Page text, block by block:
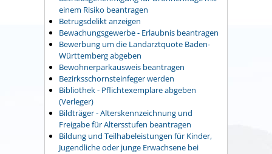
einem Risiko beantragen
Betrugsdelikt anzeigen
Bewachungsgewerbe - Erlaubnis beantragen
Bewerbung um die Landarztquote Baden-
Württemberg abgeben
Bewohnerparkausweis beantragen
Bezirksschornsteinfeger werden
Bibliothek - Pflichtexemplare abgeben
(Verleger)
Bildträger - Alterskennzeichnung und
Freigabe für Altersstufen beantragen
Bildung und Teilhabeleistungen für Kinder,
Jugendliche oder junge Erwachsene bei